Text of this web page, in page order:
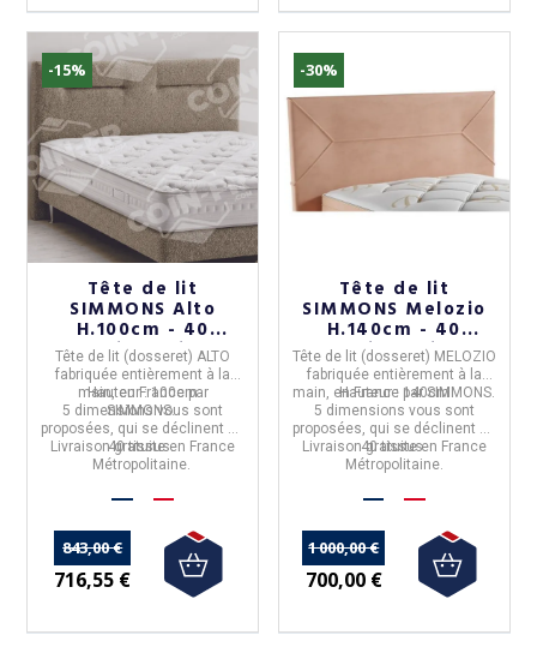
-15%
Tête de lit
SIMMONS Alto
H.100cm - 40
coloris 5 tailles
Tête de lit (dosseret) ALTO
fabriquée entièrement à la
main, enFrancepar
SIMMONS.
Hauteur :100cm
5 dimensionsvous sont
proposées, qui se déclinent en
40 tissus.
Livraison gratuite en France
Métropolitaine.
843,00 €
716,55 €
-30%
Tête de lit
SIMMONS Melozio
H.140cm - 40
coloris 5 tailles
Tête de lit (dosseret) MELOZIO
fabriquée entièrement à la
main, enFrance parSIMMONS
Hauteur : 140cm
5 dimensions vous sont
proposées, qui se déclinent en
40 tissus.
Livraison gratuite en France
Métropolitaine.
1 000,00 €
700,00 €